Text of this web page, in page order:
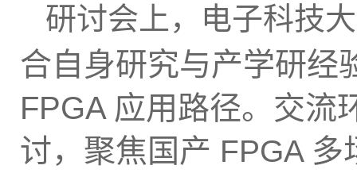
研讨会上，电子科技
合自身研究与产学研经
FPGA 应用路径。 交流
讨，聚焦国产 FPGA 多